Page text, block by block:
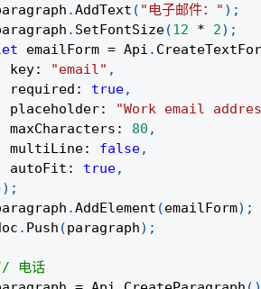
.AddText ( "电子邮件：" ) ;
. SetFontSize(12 * 2) ;
emailForm = Api .
key
: "email" ,
required
: true,
placeholder
: "Work email
maxCharacters
: 80 ,
multiLine
: false,
autoFit
: true,
) ;
.AddElement (emailForm) ;
. Push (paragraph) ;
电话